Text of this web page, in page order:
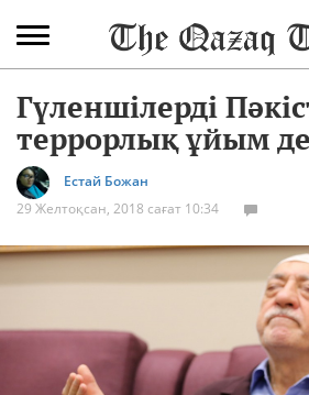
Гүленшілерді
террорлық ұйым
Естай Божан
29 Желтоқсан, 2018 сағат 10:34